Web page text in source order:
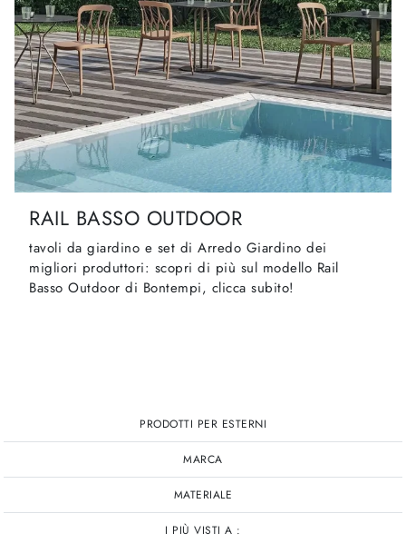
PRODOTTI PER ESTERNI
MARCA
MATERIALE
I PIÙ VISTI A :
RAIL BASSO OUTDOOR
tavoli da giardino e set di Arredo Giardino dei
migliori produttori: scopri di più sul modello Rail
Basso Outdoor di Bontempi, clicca subito!